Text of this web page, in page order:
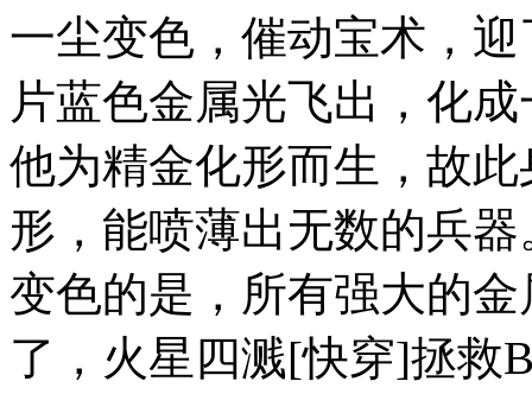
一尘变色，催动宝术，
片蓝色金属光飞出，化
他为精金化形而生，故
形，能喷薄出无数的兵
变色的是，所有强大的
了，火星四溅[快穿]拯救